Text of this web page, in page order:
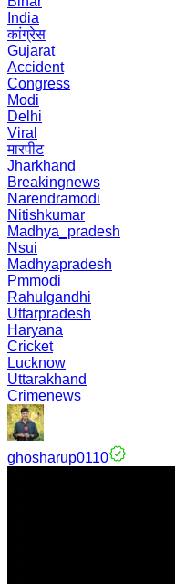
India
कांग्रेस
Gujarat
Accident
Congress
Modi
Delhi
Viral
मारपीट
Jharkhand
Breakingnews
Narendramodi
Nitishkumar
Madhya_pradesh
Nsui
Madhyapradesh
Pmmodi
Rahulgandhi
Uttarpradesh
Haryana
Cricket
Lucknow
Uttarakhand
Crimenews
ghosharup0110